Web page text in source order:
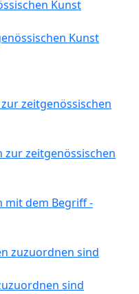
Kunst
Kunst
zeitgenössischen
zur zeitgenössischen
mit dem Begriff -
zuzuordnen sind
sind